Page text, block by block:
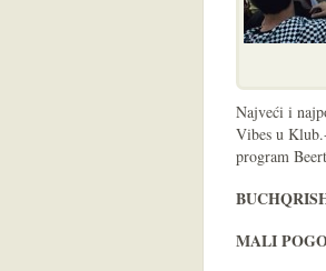
Najveći i
Vibes u
program
MALI